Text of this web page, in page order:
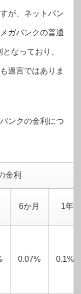
が、ネットバン
ガバンクの普通
なっており、
過言ではありま
ンクの金利につ
金利
6か月 1年
0.07% 0.1%